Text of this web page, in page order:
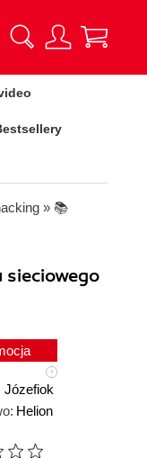
» 📚
Józefiok
Helion